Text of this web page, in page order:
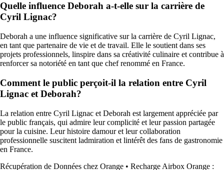
Quelle influence Deborah a-t-elle sur la carrière de
Cyril Lignac?
Deborah a une influence significative sur la carrière de Cyril Lignac,
en tant que partenaire de vie et de travail. Elle le soutient dans ses
projets professionnels, linspire dans sa créativité culinaire et contribue à
renforcer sa notoriété en tant que chef renommé en France.
Comment le public perçoit-il la relation entre Cyril
Lignac et Deborah?
La relation entre Cyril Lignac et Deborah est largement appréciée par
le public français, qui admire leur complicité et leur passion partagée
pour la cuisine. Leur histoire damour et leur collaboration
professionnelle suscitent ladmiration et lintérêt des fans de gastronomie
en France.
Récupération de Données chez Orange • Recharge Airbox Orange :